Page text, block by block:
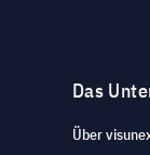
Das
Über